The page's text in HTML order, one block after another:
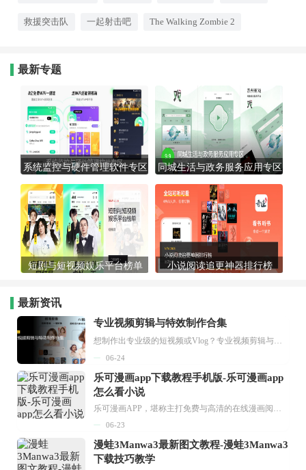
救援突击队 一起射击吧 The Walking Zombie 2
最新专题
系统监控与硬件管理软件专区 同城生活与政务服务应用专区
短剧与短视频娱乐平台榜单 小说阅读追更神器排行榜
最新资讯
专业视频剪辑与特效制作合集
06-24
乐可漫画app下载教程手机版-乐可漫画app
怎么看小说
乐可漫画APP，堪称主打免费与高清的在线漫画阅读神器。其官方版提供海量完整版漫画资源，无论是国内漫画，还是日漫、韩漫、台漫、美漫等国外漫画，应有尽有，随时供你阅读。只需轻点一下，便能直接进入阅读界面。不仅如此，乐可漫画最新版本更新速度极快，在这里，你总能抢先看到全网一手漫画章节内容！...
06-23
漫蛙3Manwa3最新图文教程-漫蛙3Manwa3
下载技巧教学